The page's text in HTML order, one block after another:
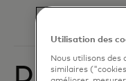
Utilisation des
Nous utilisons des
similaires